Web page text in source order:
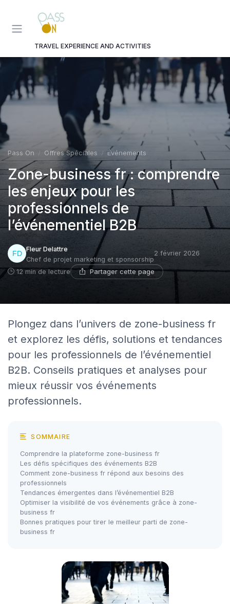
TRAVEL EXPERIENCE AND ACTIVITIES
Pass On Offres Spéciales Événements
Zone-business fr : comprendre
les enjeux pour les
professionnels de
l’événementiel B2B
Fleur Delattre
Chef de projet marketing et sponsorship
2 février 2026
12 min de lecture Partager cette page
Plongez dans l’univers de zone-business fr
et explorez les défis, solutions et tendances
pour les professionnels de l’événementiel
B2B. Conseils pratiques et analyses pour
mieux réussir vos événements
professionnels.
SOMMAIRE
Comprendre la plateforme zone-business fr
Les défis spécifiques des événements B2B
Comment zone-business fr répond aux besoins des
professionnels
Tendances émergentes dans l’événementiel B2B
Optimiser la visibilité de vos événements grâce à zone-
business fr
Bonnes pratiques pour tirer le meilleur parti de zone-
business fr